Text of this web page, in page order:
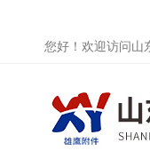
您好！欢迎访问山